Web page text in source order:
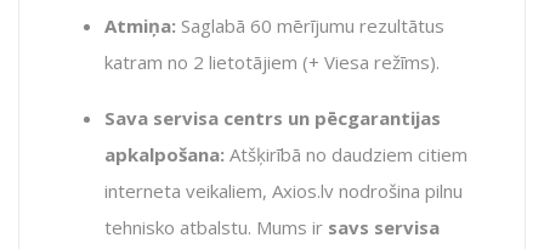
Atmiņa: Saglabā 60 mērījumu rezultātus
katram no 2 lietotājiem (+ Viesa režīms).
Sava servisa centrs un pēcgarantijas
apkalpošana: Atšķirībā no daudziem citiem
interneta veikaliem, Axios.lv nodrošina pilnu
tehnisko atbalstu. Mums ir savs servisa